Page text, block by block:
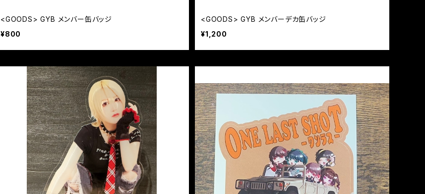
<GOODS> GYB メンバー缶バッジ
¥800
<GOODS> GYB メンバーデカ缶バッジ
¥1,200